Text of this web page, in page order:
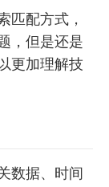
匹配方式，
，但是还是
更加理解技
数据、时间